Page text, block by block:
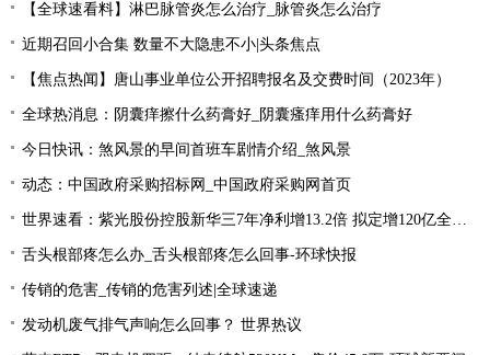
【全球速看料】淋巴脉管炎怎么治疗_脉管炎怎么治疗
近期召回小合集 数量不大隐患不小|头条焦点
【焦点热闻】唐山事业单位公开招聘报名及交费时间（2023年）
全球热消息：阴囊痒擦什么药膏好_阴囊瘙痒用什么药膏好
今日快讯：煞风景的早间首班车剧情介绍_煞风景
动态：中国政府采购招标网_中国政府采购网首页
世界速看：紫光股份控股新华三7年净利增13.2倍 拟定增120亿全控标的整体估值达503亿
舌头根部疼怎么办_舌头根部疼怎么回事-环球快报
传销的危害_传销的危害列述|全球速递
发动机废气排气声响怎么回事？ 世界热议